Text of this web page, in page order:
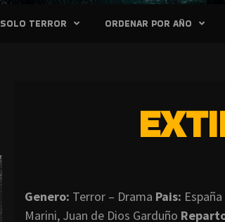
SOLO TERROR ORDENAR POR AÑO
Genero: Terror – Drama Pais: España
Marini, Juan de Dios Garduño